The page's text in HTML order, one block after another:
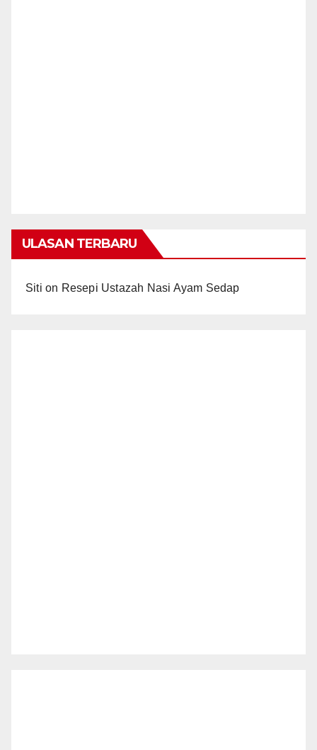
ULASAN TERBARU
Siti on Resepi Ustazah Nasi Ayam Sedap